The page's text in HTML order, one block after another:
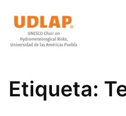
contenido
Etiqueta: